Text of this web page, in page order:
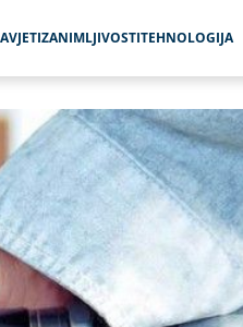
ZANIMLJIVOSTITEHNOLOGIJA